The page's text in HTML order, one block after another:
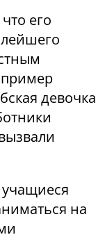
его
девочка
на